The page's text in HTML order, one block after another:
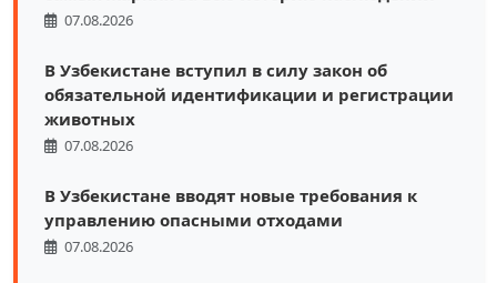
07.08.2026
В Узбекистане вступил в силу закон об
обязательной идентификации и регистрации
животных
07.08.2026
В Узбекистане вводят новые требования к
управлению опасными отходами
07.08.2026